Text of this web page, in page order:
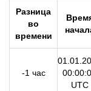
Разница
во
времени
-1 час
UTC